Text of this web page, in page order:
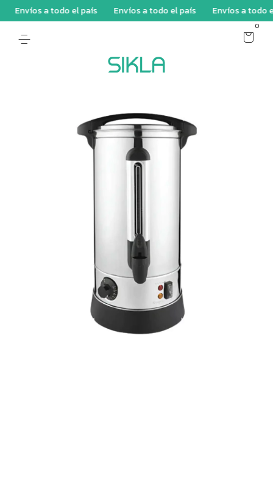
Envíos a todo el país Envíos a todo el país Envíos a todo el
0